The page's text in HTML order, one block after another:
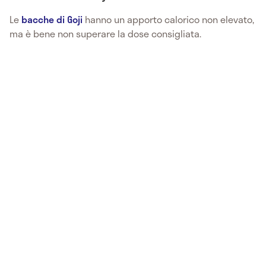
Le bacche di Goji hanno un apporto calorico non elevato,
ma è bene non superare la dose consigliata.